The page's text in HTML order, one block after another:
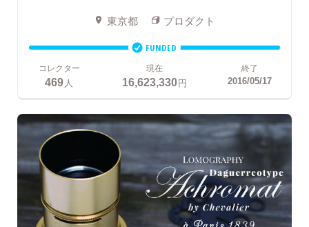
東京都 プロダクト
FUNDED
コレクター
469人
現在
16,623,330円
終了
2016/05/17